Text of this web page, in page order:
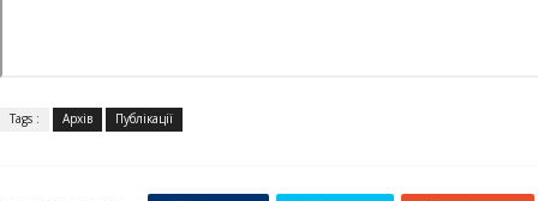
Tags : Архів Публікації